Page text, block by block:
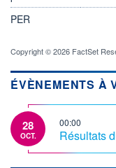
PER
Copyright © 2026 FactSet
ÉVÈNEMENTS À
28
OCT.
00:00
Résultats